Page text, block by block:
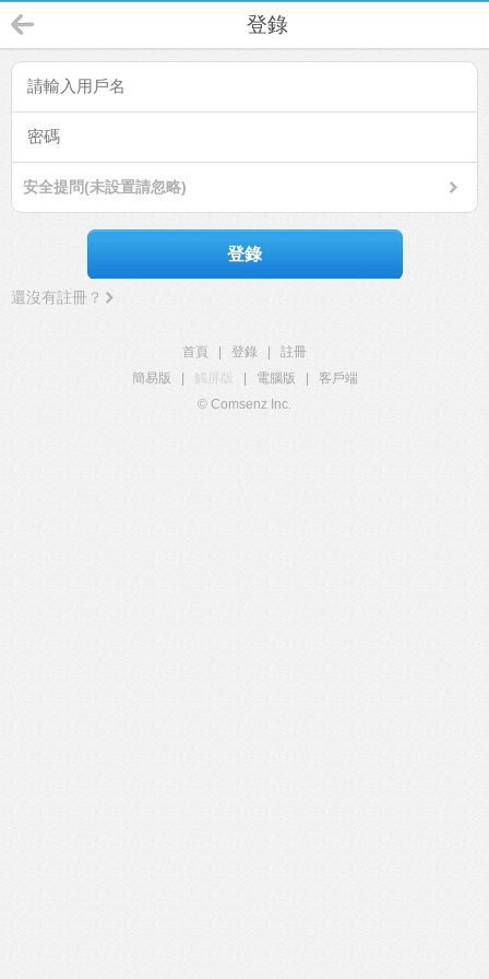
登錄
安全提問(未設置請忽略)
登錄
還沒有註冊？
首頁 登錄
註冊
簡易版
觸屏版 電腦版
客戶端
© Comsenz Inc.